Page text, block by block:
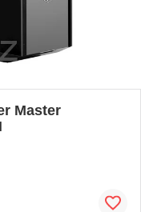
Master